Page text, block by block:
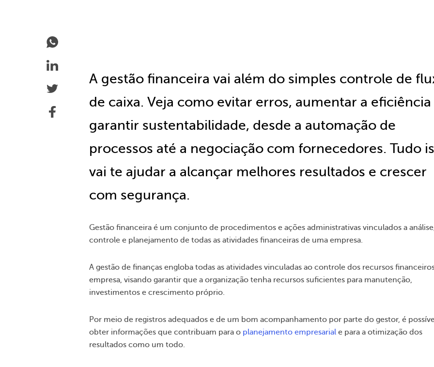
A gestão financeira vai além do simples controle de
de caixa. Veja como evitar erros, aumentar a eficiência
garantir sustentabilidade, desde a automação de
processos até a negociação com fornecedores. Tudo
vai te ajudar a alcançar melhores resultados e crescer
com segurança.
Gestão financeira é um conjunto de procedimentos e ações administrativas vinculados a
controle e planejamento de todas as atividades financeiras de uma empresa.
A gestão de finanças engloba todas as atividades vinculadas ao controle dos recursos
empresa, visando garantir que a organização tenha recursos suficientes para manutenção,
investimentos e crescimento próprio.
Por meio de registros adequados e de um bom acompanhamento por parte do gestor, é
obter informações que contribuam para o planejamento empresarial e para a otimização dos
resultados como um todo.